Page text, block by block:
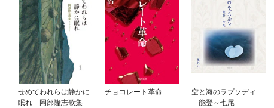
せめてわれらは静かに
眠れ 岡部隆志歌集
チョコレート革命
空と海のラプソディ―
―能登～七尾